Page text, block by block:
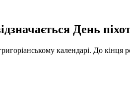
День
календарі. До кінця